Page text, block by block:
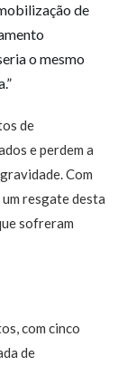
de
o mesmo
de
e perdem a
Com
resgate desta
sofreram
com cinco
de